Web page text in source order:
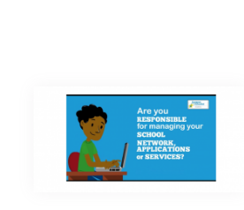
Páginas